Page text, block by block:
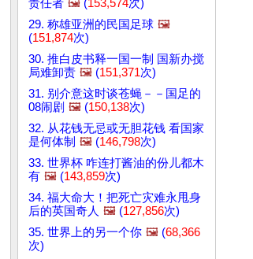
责任者 🖼️ (153,574次)
29. 称雄亚洲的民国足球 🖼️
(151,874次)
30. 推白皮书释一国一制 国新办搅
局难卸责 🖼️ (151,371次)
31. 别介意这时谈苍蝇－－国足的
08闹剧 🖼️ (150,138次)
32. 从花钱无忌或无胆花钱 看国家
是何体制 🖼️ (146,798次)
33. 世界杯 咋连打酱油的份儿都木
有 🖼️ (143,859次)
34. 福大命大！把死亡灾难永甩身
后的英国奇人 🖼️ (127,856次)
35. 世界上的另一个你 🖼️ (68,366
次)